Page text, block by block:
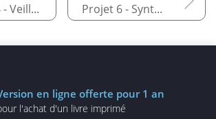
Projet 4 - Veilleuse automatique Projet 6 - Synthétiseur musical
en ligne offerte pour 1 an
l'achat d'un livre imprimé